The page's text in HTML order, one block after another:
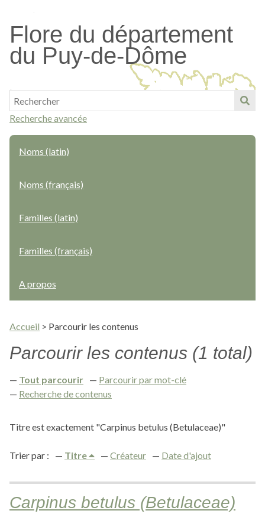
contenu
principal
Flore du département
du Puy-de-Dôme
Recherche avancée
Noms (latin)
Noms (français)
Familles (latin)
Familles (français)
A propos
Accueil > Parcourir les contenus
Parcourir les contenus (1 total)
Tout parcourir
Parcourir par mot-clé
Recherche de contenus
Titre est exactement "Carpinus betulus (Betulaceae)"
Trier par : Titre Créateur Date d'ajout
Carpinus betulus (Betulaceae)